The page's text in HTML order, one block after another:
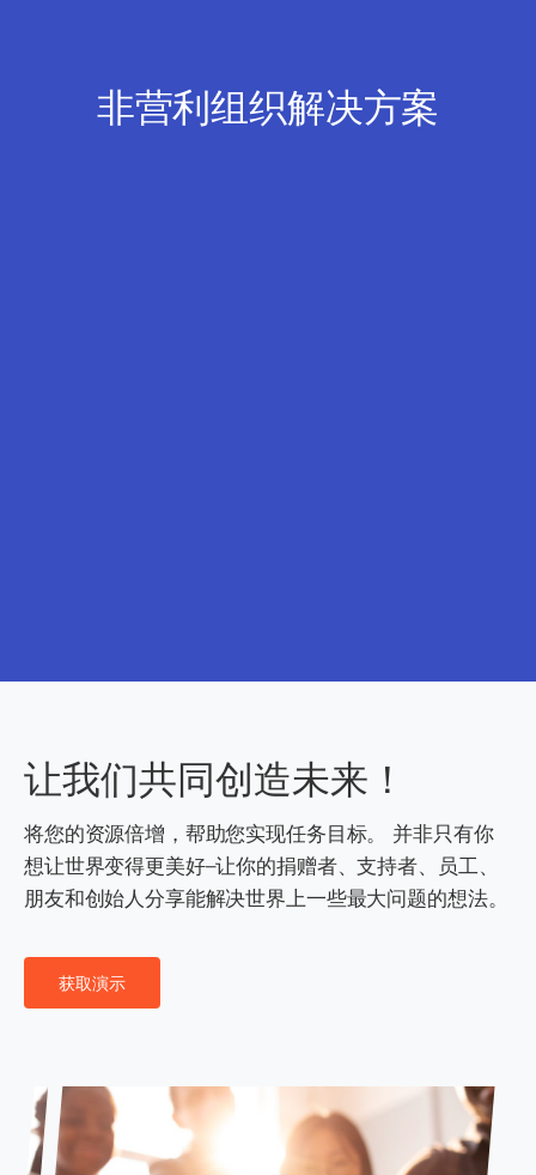
非营利组织解决方案
让我们共同创造未来！
将您的资源倍增，帮助您实现任务目标。 并非只有你
想让世界变得更美好–让你的捐赠者、支持者、员工、
朋友和创始人分享能解决世界上一些最大问题的想法。
获取演示